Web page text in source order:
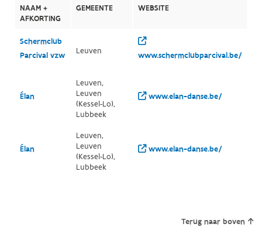
NAAM +
AFKORTING
GEMEENTE WEBSITE
Schermclub
Parcival vzw
Leuven www.schermclubparcival.be/
Élan
Leuven,
Leuven
(Kessel-Lo),
Lubbeek
www.elan-danse.be/
Élan
Leuven,
Leuven
(Kessel-Lo),
Lubbeek
www.elan-danse.be/
Terug naar boven